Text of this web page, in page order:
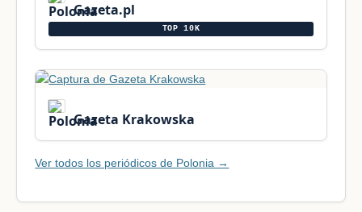
Gazeta.pl
TOP 10K
Gazeta Krakowska
Ver todos los periódicos de Polonia →